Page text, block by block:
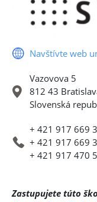
Navštívte web
Vazovova 5
812 43
Slovenská
+ 421 917 669
+ 421 917 669
+ 421 917 470
Zastupujete túto